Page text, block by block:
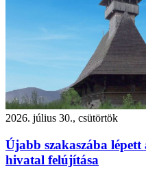
2026. július 30., csütörtök
Újabb szakaszába
hivatal felújítása